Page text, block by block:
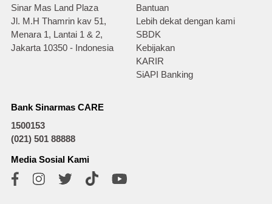
Sinar Mas Land Plaza
Jl. M.H Thamrin kav 51,
Menara 1, Lantai 1 & 2,
Jakarta 10350 - Indonesia
Bantuan
Lebih dekat dengan kami
SBDK
Kebijakan
KARIR
SiAPI Banking
Bank Sinarmas CARE
1500153
(021) 501 88888
Media Sosial Kami